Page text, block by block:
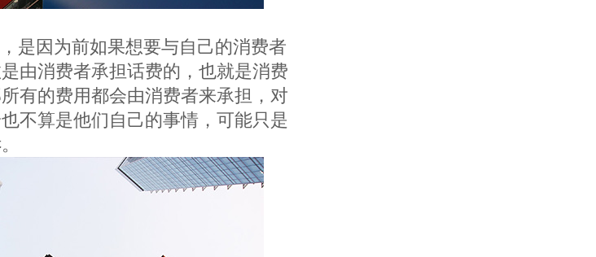
是因为前如果想要与自己的消费者
由消费者承担话费的，也就是消费
有的费用都会由消费者来承担，对
不算是他们自己的事情，可能只是